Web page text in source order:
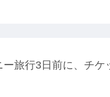
旅行3日前に、チケ